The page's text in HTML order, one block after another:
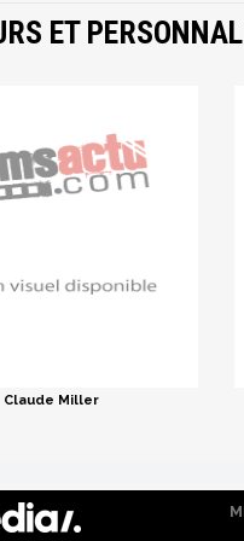
ET
Claude Miller